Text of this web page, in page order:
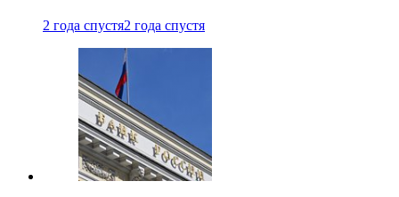
2 года спустя2 года спустя